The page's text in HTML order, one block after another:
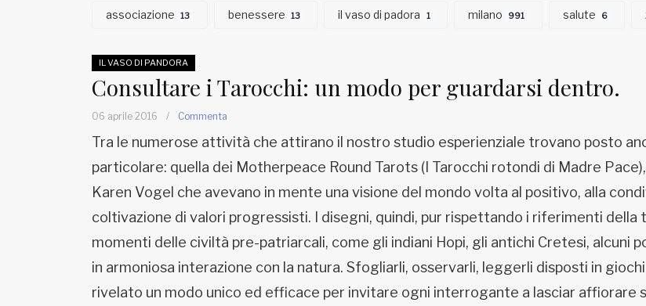
associazione 13 benessere 13 il vaso di padora 1 milano 991 salute 6
IL VASO DI PANDORA
Consultare i Tarocchi: un modo per guardarsi dentro.
06 aprile 2016 / Commenta
Tra le numerose attività che attirano il nostro studio esperienziale trovano posto
particolare: quella dei Motherpeace Round Tarots (I Tarocchi rotondi di Madre
Karen Vogel che avevano in mente una visione del mondo volta al positivo, alla
coltivazione di valori progressisti. I disegni, quindi, pur rispettando i riferimenti
momenti delle civiltà pre-patriarcali, come gli indiani Hopi, gli antichi Cretesi, alcuni
in armoniosa interazione con la natura. Sfogliarli, osservarli, leggerli disposti in
rivelato un modo unico ed efficace per invitare ogni interrogante a lasciar affiorare